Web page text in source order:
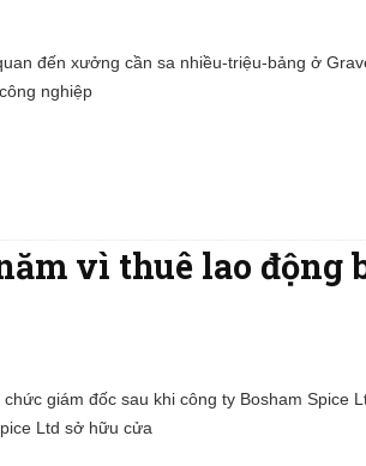
đến xưởng cần sa nhiều-triệu-bảng ở
nghiệp
vì thuê lao động
giám đốc sau khi công ty Bosham Spice
Ltd sở hữu cửa